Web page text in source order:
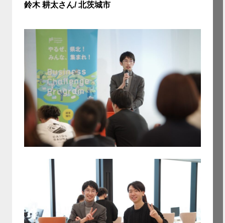
鈴木 耕太さん/ 北茨城市